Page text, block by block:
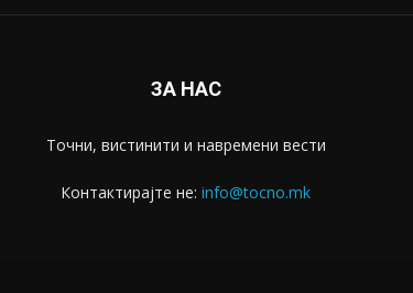
ЗА НАС
Точни, вистинити и навремени вести
Контактирајте не: info@tocno.mk